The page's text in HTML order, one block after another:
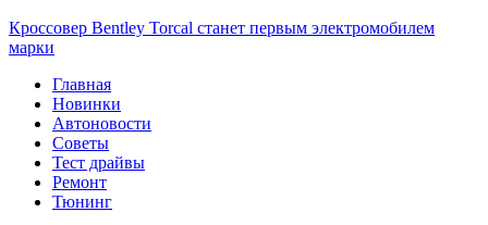
Кроссовер Bentley Torcal станет первым электромобилем
марки
Главная
Новинки
Автоновости
Советы
Тест драйвы
Ремонт
Тюнинг